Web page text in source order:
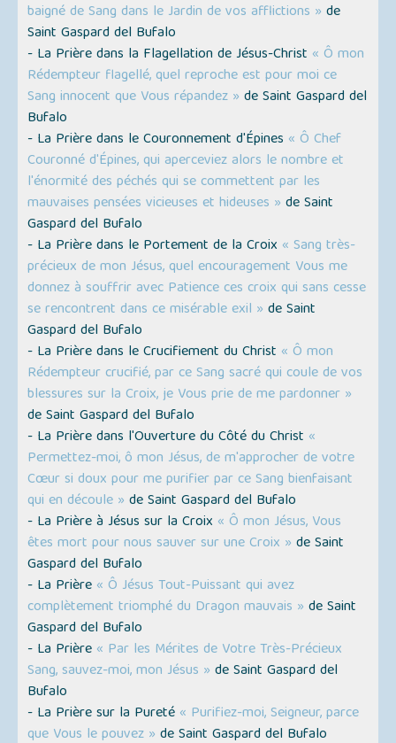
baigné de Sang dans le Jardin de vos afflictions » de
Saint Gaspard del Bufalo
- La Prière dans la Flagellation de Jésus-Christ « Ô mon
Rédempteur flagellé, quel reproche est pour moi ce
Sang innocent que Vous répandez » de Saint Gaspard del
Bufalo
- La Prière dans le Couronnement d'Épines « Ô Chef
Couronné d'Épines, qui aperceviez alors le nombre et
l'énormité des péchés qui se commettent par les
mauvaises pensées vicieuses et hideuses » de Saint
Gaspard del Bufalo
- La Prière dans le Portement de la Croix « Sang très-
précieux de mon Jésus, quel encouragement Vous me
donnez à souffrir avec Patience ces croix qui sans cesse
se rencontrent dans ce misérable exil » de Saint
Gaspard del Bufalo
- La Prière dans le Crucifiement du Christ « Ô mon
Rédempteur crucifié, par ce Sang sacré qui coule de vos
blessures sur la Croix, je Vous prie de me pardonner »
de Saint Gaspard del Bufalo
- La Prière dans l'Ouverture du Côté du Christ «
Permettez-moi, ô mon Jésus, de m'approcher de votre
Cœur si doux pour me purifier par ce Sang bienfaisant
qui en découle » de Saint Gaspard del Bufalo
- La Prière à Jésus sur la Croix « Ô mon Jésus, Vous
êtes mort pour nous sauver sur une Croix » de Saint
Gaspard del Bufalo
- La Prière « Ô Jésus Tout-Puissant qui avez
complètement triomphé du Dragon mauvais » de Saint
Gaspard del Bufalo
- La Prière « Par les Mérites de Votre Très-Précieux
Sang, sauvez-moi, mon Jésus » de Saint Gaspard del
Bufalo
- La Prière sur la Pureté « Purifiez-moi, Seigneur, parce
que Vous le pouvez » de Saint Gaspard del Bufalo